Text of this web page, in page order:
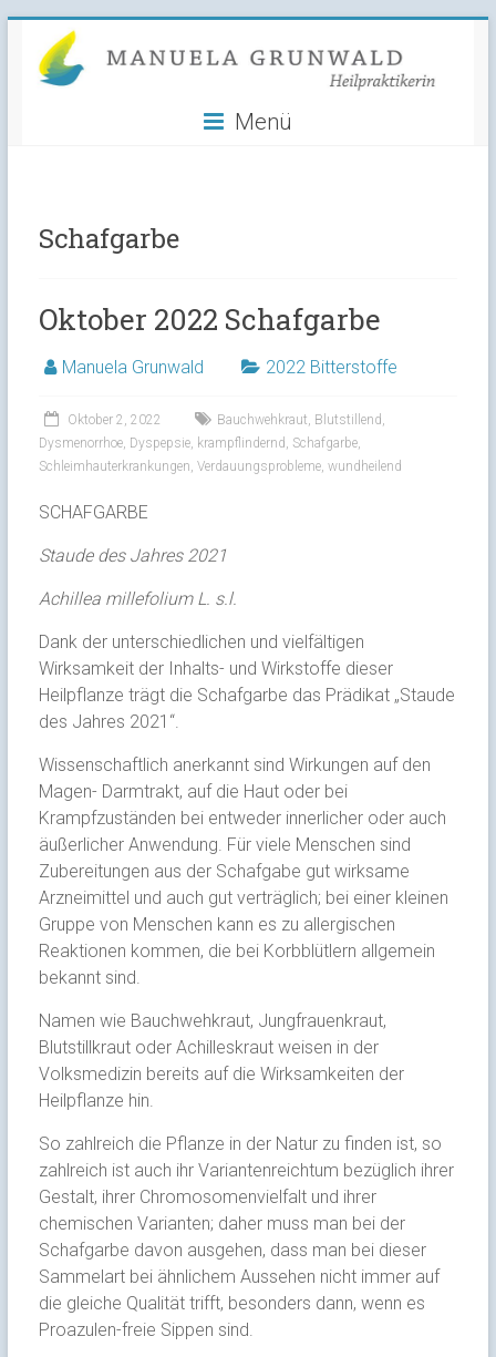
content
Manuela
Grunwald
Menü
Schafgarbe
Oktober 2022 Schafgarbe
Manuela Grunwald 2022 Bitterstoffe
Oktober 2, 2022 Bauchwehkraut Blutstillend
Dysmenorrhoe, Dyspepsie, krampflindernd Schafgarbe,
Schleimhauterkrankungen Verdauungsprobleme, wundheilend
SCHAFGARBE
Staude des Jahres 2021
Achillea millefolium L. s.l.
Dank der unterschiedlichen und vielfältigen
Wirksamkeit der Inhalts- und Wirkstoffe dieser
Heilpflanze trägt die Schafgarbe das Prädikat „Staude
des Jahres 2021“.
Wissenschaftlich anerkannt sind Wirkungen auf den
Magen- Darmtrakt, auf die Haut oder bei
Krampfzuständen bei entweder innerlicher oder auch
äußerlicher Anwendung. Für viele Menschen sind
Zubereitungen aus der Schafgabe gut wirksame
Arzneimittel und auch gut verträglich; bei einer kleinen
Gruppe von Menschen kann es zu allergischen
Reaktionen kommen, die bei Korbblütlern allgemein
bekannt sind.
Namen wie Bauchwehkraut, Jungfrauenkraut,
Blutstillkraut oder Achilleskraut weisen in der
Volksmedizin bereits auf die Wirksamkeiten der
Heilpflanze hin.
So zahlreich die Pflanze in der Natur zu finden ist, so
zahlreich ist auch ihr Variantenreichtum bezüglich ihrer
Gestalt, ihrer Chromosomenvielfalt und ihrer
chemischen Varianten; daher muss man bei der
Schafgarbe davon ausgehen, dass man bei dieser
Sammelart bei ähnlichem Aussehen nicht immer auf
die gleiche Qualität trifft, besonders dann, wenn es
Proazulen-freie Sippen sind.